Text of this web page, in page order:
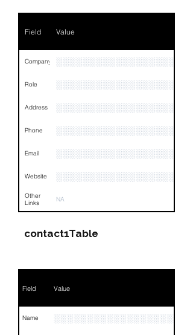
Field Value
Company ░░░░░░░░░░░░░░░░░░
Role
Address
Phone
Email
Website ░░░░░░░░░░░░░░░░░░░░
Other
Links
NA
contact1Table
Field Value
Name